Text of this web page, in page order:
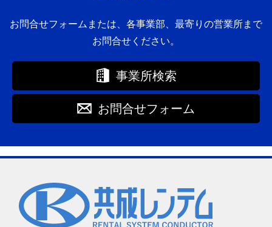
お問合せフォームまたは、各事業部、最寄りの営業所まで
お問合せください。
事業所検索
お問合せフォーム